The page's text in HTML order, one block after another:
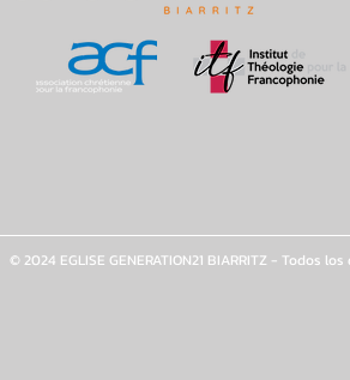
© 2024 EGLISE GENERATION21 BIARRITZ - Todos